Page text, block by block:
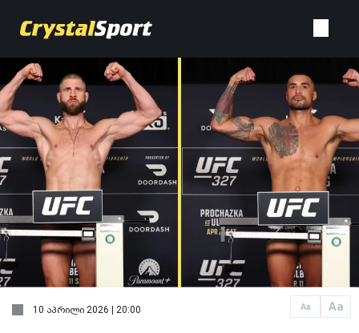
Aa Aa
10 აპრილი 2026 | 20:00